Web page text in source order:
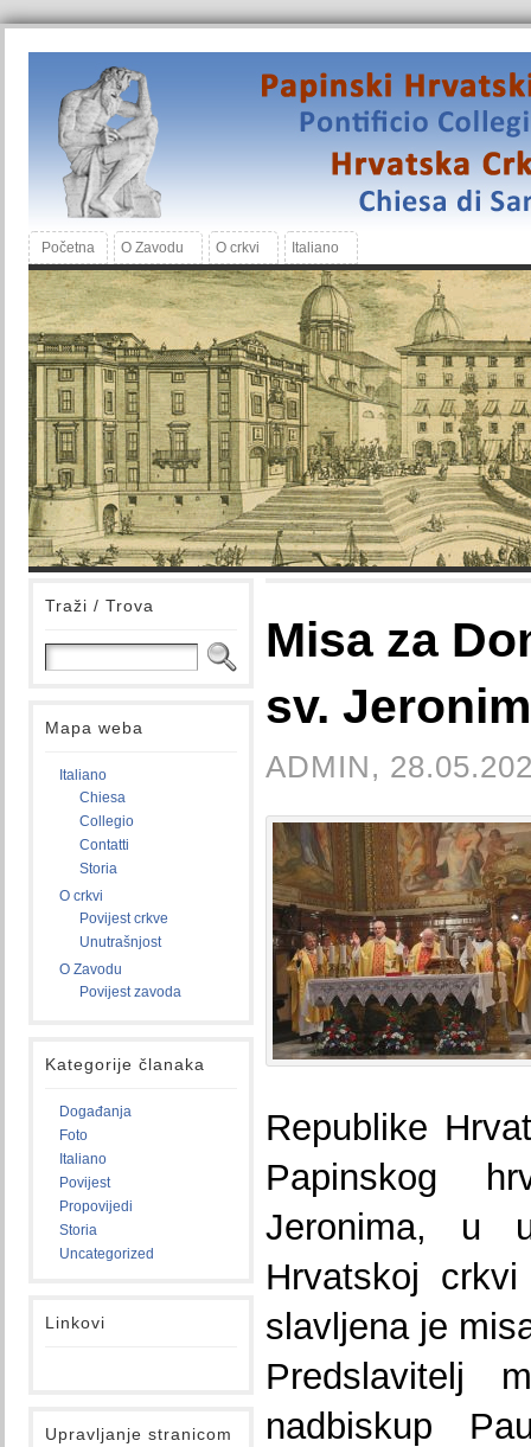
Početna O Zavodu O crkvi Italiano
Traži / Trova
Mapa weba
Italiano
Chiesa
Collegio
Contatti
Storia
O crkvi
Povijest crkve
Unutrašnjost
O Zavodu
Povijest zavoda
Kategorije članaka
Događanja
Foto
Italiano
Povijest
Propovijedi
Storia
Uncategorized
Linkovi
Upravljanje stranicom
Misa za
sv.
ADMIN,
Republike
Papinskog
Jeronima, u
Hrvatskoj
slavljena je
Predslavitelj
nadbiskup